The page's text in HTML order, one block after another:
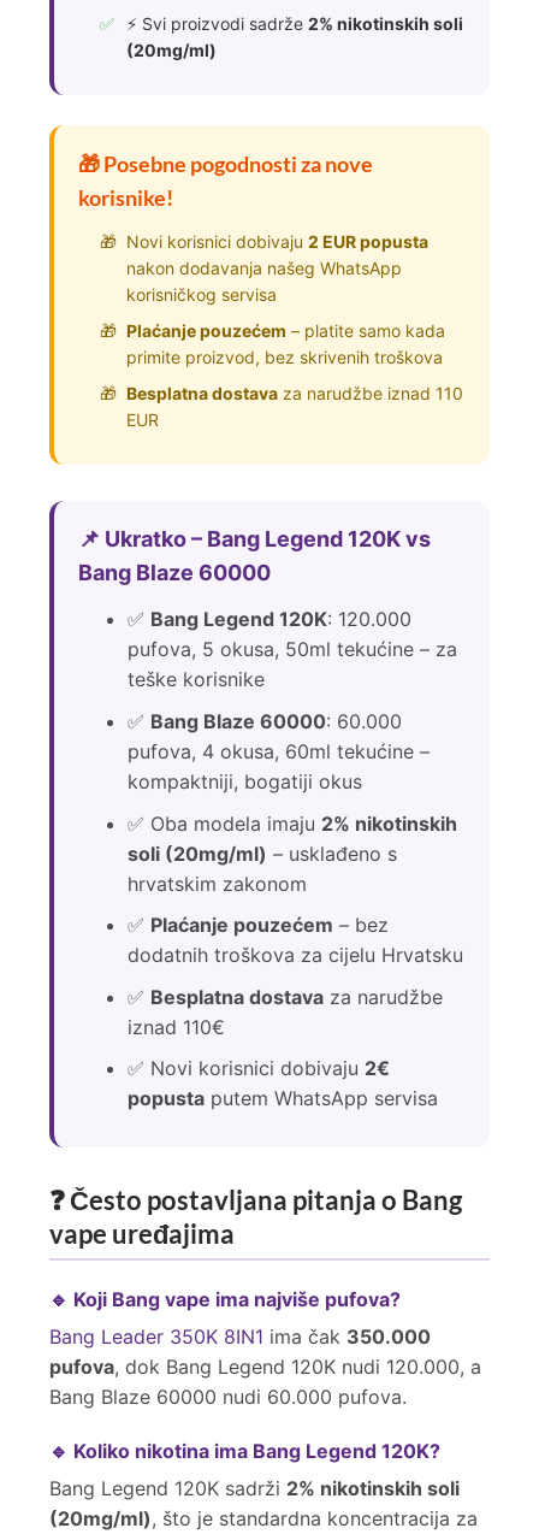
⚡ Svi proizvodi sadrže2% nikotinskih soli
(20mg/ml)
🎁 Posebne pogodnosti za nove
korisnike!
Novi korisnici dobivaju2 EUR popusta
nakon dodavanja našeg WhatsApp
korisničkog servisa
Plaćanje pouzećem – platite samo kada
primite proizvod, bez skrivenih troškova
Besplatna dostava za narudžbe iznad 110
EUR
📌 Ukratko – Bang Legend 120K vs
Bang Blaze 60000
✅ Bang Legend 120K: 120.000
pufova, 5 okusa, 50ml tekućine – za
teške korisnike
✅ Bang Blaze 60000: 60.000
pufova, 4 okusa, 60ml tekućine –
kompaktniji, bogatiji okus
✅ Oba modela imaju 2% nikotinskih
soli (20mg/ml) – usklađeno s
hrvatskim zakonom
✅ Plaćanje pouzećem – bez
dodatnih troškova za cijelu Hrvatsku
✅ Besplatna dostavaza narudžbe
iznad 110€
✅ Novi korisnici dobivaju 2€
popustaputem WhatsApp servisa
❓ Često postavljana pitanja o Bang
vape uređajima
🔹 Koji Bang vape ima najviše pufova?
Bang Leader 350K 8IN1 ima čak 350.000
pufova, dok Bang Legend 120K nudi 120.000, a
Bang Blaze 60000 nudi 60.000 pufova.
🔹 Koliko nikotina ima Bang Legend 120K?
Bang Legend 120K sadrži 2% nikotinskih soli
(20mg/ml), što je standardna koncentracija za